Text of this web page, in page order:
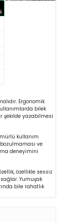
Ergonomik
bilek
şekilde yazabilmesi
kullanım
ve
deneyimini
özellikle sessiz
Yumuşak
bile rahatlık